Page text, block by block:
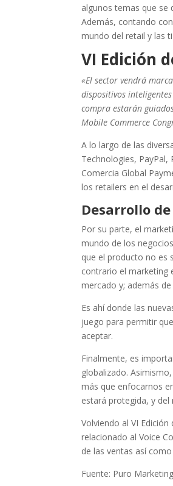
algunos temas que se
Además, contando
mundo del retail y las
VI Edición
«El sector vendrá
dispositivos
compra estarán
Mobile Commerce
A lo largo de las
Technologies, PayPal,
Comercia Global
los retailers en el
Desarrollo
Por su parte, el
mundo de los
que el producto no es
contrario el marketing
mercado y; además
Es ahí donde las
juego para permitir
aceptar.
Finalmente, es
globalizado.
más que enfocarnos
estará protegida, y
Volviendo al VI
relacionado al Voice
de las ventas así
Fuente: Puro Marketing